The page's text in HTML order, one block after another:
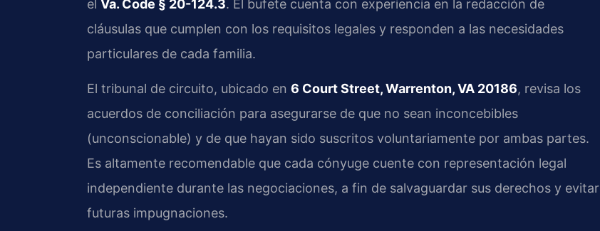
el Va. Code § 20-124.3. El bufete cuenta con experiencia en la redacción de
cláusulas que cumplen con los requisitos legales y responden a las necesidades
particulares de cada familia.
El tribunal de circuito, ubicado en 6 Court Street, Warrenton, VA 20186, revisa los
acuerdos de conciliación para asegurarse de que no sean inconcebibles
(unconscionable) y de que hayan sido suscritos voluntariamente por ambas partes.
Es altamente recomendable que cada cónyuge cuente con representación legal
independiente durante las negociaciones, a fin de salvaguardar sus derechos y evitar
futuras impugnaciones.